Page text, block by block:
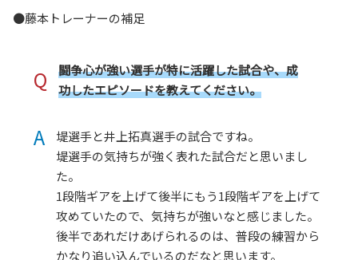
●藤本トレーナーの補足
Q
闘争心が強い選手が特に活躍した試合や、成
功したエピソードを教えてください。
A
堤選手と井上拓真選手の試合ですね。
堤選手の気持ちが強く表れた試合だと思いまし
た。
1段階ギアを上げて後半にもう1段階ギアを上げて
攻めていたので、気持ちが強いなと感じました。
後半であれだけあげられるのは、普段の練習から
かなり追い込んでいるのだなと思います。